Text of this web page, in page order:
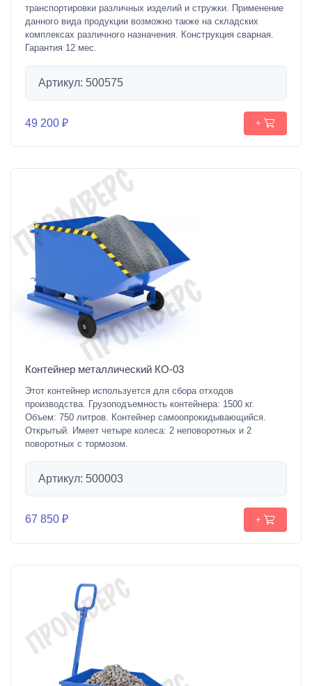
транспортировки различных изделий и стружки. Применение
данного вида продукции возможно также на складских
комплексах различного назначения. Конструкция сварная.
Гарантия 12 мес.
Артикул: 500575
49 200 ₽ +
Контейнер металлический КО-03
Этот контейнер используется для сбора отходов
производства. Грузоподъемность контейнера: 1500 кг.
Объем: 750 литров. Контейнер самоопрокидывающийся.
Открытый. Имеет четыре колеса: 2 неповоротных и 2
поворотных с тормозом.
Артикул: 500003
67 850 ₽ +